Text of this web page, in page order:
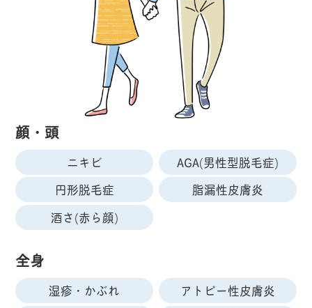
顔・頭
ニキビ
AGA(男性型脱毛症)
円形脱毛症
脂漏性皮膚炎
酒さ(赤ら顔)
全身
湿疹・かぶれ
アトピー性皮膚炎